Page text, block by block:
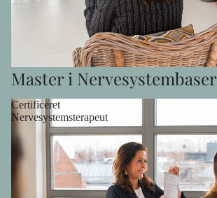
Master i
Certificeret
Nervesystemsterapeut